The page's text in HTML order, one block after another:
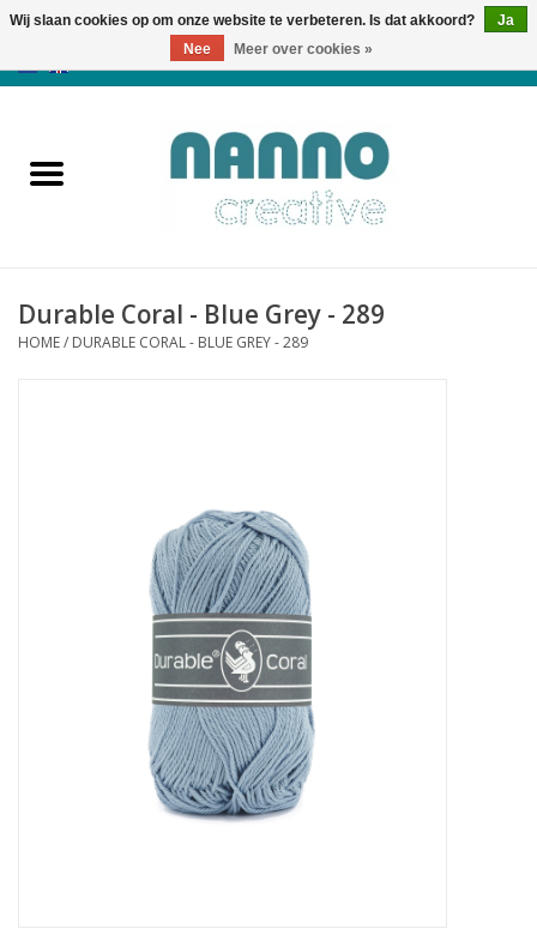
Producten
Nieuws
Durable Coral - Blue Grey - 289
HOME/ DURABLE CORAL - BLUE GREY - 289
Wij slaan cookies op om onze website te verbeteren. Is dat akkoord?
Ja
Nee
Meer over cookies »